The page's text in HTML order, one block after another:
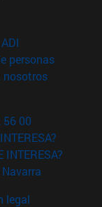
en nueva
personas(abre en
nosotros(abre en
56 00
INTERESA?
legal